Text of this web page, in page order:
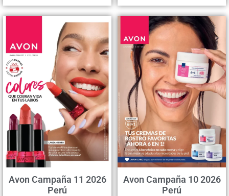
Avon Campaña 11 2026
Perú
Avon Campaña 10 2026
Perú